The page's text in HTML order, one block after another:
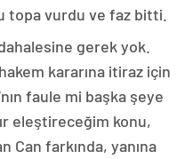
topa vurdu ve faz bitti.
gerek yok.
kararına itiraz için
faule mi başka şeye
eleştireceğim konu,
Can farkında, yanına